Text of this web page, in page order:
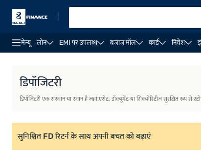
मेन्यू लोन EMI पर उपलब्ध बजाज मॉल कार्ड निवेश
डिपॉजिटरी
डिपॉजिटरी एक संस्थान या स्थान है जहां एसेट, डॉक्यूमेंट या सिक्योरिटीज़ सुरक्षित रूप
सुनिश्चित FD रिटर्न के साथ अपनी बचत को बढ़ाएं